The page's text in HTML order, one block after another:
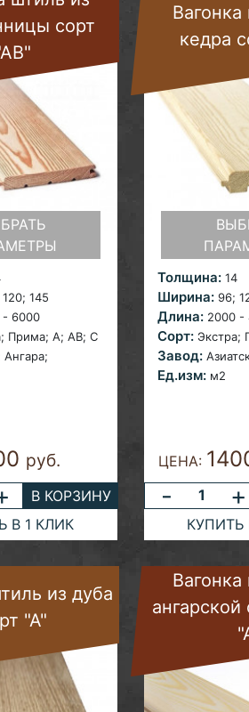
сорт
145
- 6000
Прима; A; AB; С
Ангара;
руб.
В КОРЗИНУ
В 1 КЛИК
кедра
Толщина: 14
Ширина:96;
Длина: 2000 -
Сорт:Экстра;
Завод:
Ед.изм: м2
ЦЕНА:
- +
КУПИТЬ
из дуба
"А"